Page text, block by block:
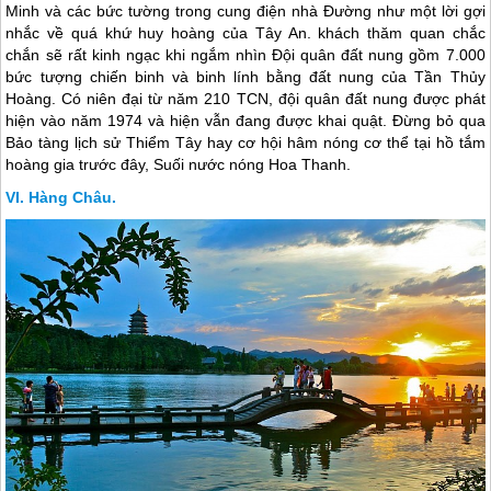
Minh và các bức tường trong cung điện nhà Đường như một lời gợi
nhắc về quá khứ huy hoàng của Tây An. khách thăm quan chắc
chắn sẽ rất kinh ngạc khi ngắm nhìn Đội quân đất nung gồm 7.000
bức tượng chiến binh và binh lính bằng đất nung của Tần Thủy
Hoàng. Có niên đại từ năm 210 TCN, đội quân đất nung được phát
hiện vào năm 1974 và hiện vẫn đang được khai quật. Đừng bỏ qua
Bảo tàng lịch sử Thiểm Tây hay cơ hội hâm nóng cơ thể tại hồ tắm
hoàng gia trước đây, Suối nước nóng Hoa Thanh.
Hàng Châu.